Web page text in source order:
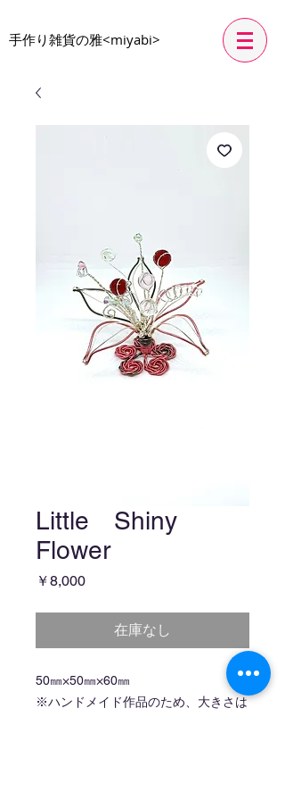
​手作り雑貨の雅<miyabi>
Little Shiny
Flower
￥8,000価
在庫なし
50㎜×50㎜×60㎜
※ハンドメイド作品のため、大きさは